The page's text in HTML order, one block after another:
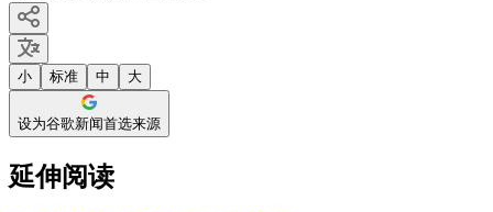
小 标准 中 大
设为谷歌新闻首选来源
延伸阅读